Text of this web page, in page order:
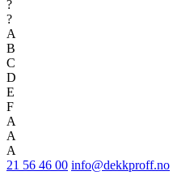
?
?
A
B
C
D
E
F
A
A
A
21 56 46 00 info@dekkproff.no